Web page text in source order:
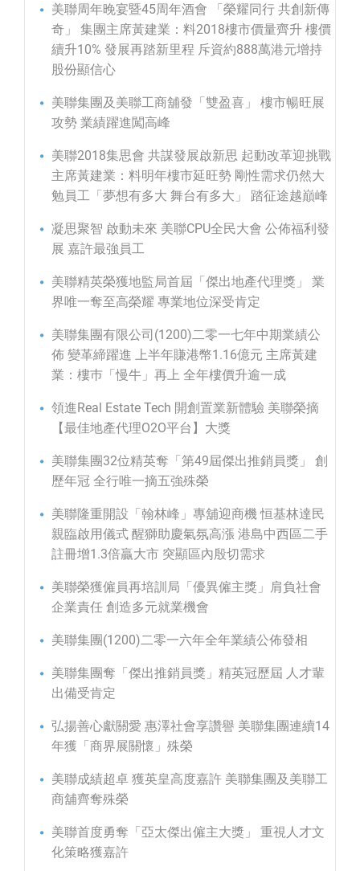
美聯周年晚宴暨45周年酒會 「榮耀同行 共創新傳
奇」 集團主席黃建業：料2018樓市價量齊升 樓價
續升10% 發展再踏新里程 斥資約888萬港元增持
股份顯信心
美聯集團及美聯工商舖發「雙盈喜」 樓市暢旺展
攻勢 業績躍進闖高峰
美聯2018集思會 共謀發展啟新思 起動改革迎挑戰
主席黃建業：料明年樓市延旺勢 剛性需求仍然大
勉員工「夢想有多大 舞台有多大」 踏征途越巔峰
凝思聚智 啟動未來 美聯CPU全民大會 公佈福利發
展 嘉許最強員工
美聯精英榮獲地監局首屆「傑出地產代理獎」 業
界唯一奪至高榮耀 專業地位深受肯定
美聯集團有限公司(1200)二零一七年中期業績公
佈 變革締躍進 上半年賺港幣1.16億元 主席黃建
業：樓巿「慢牛」再上 全年樓價升逾一成
領進Real Estate Tech 開創置業新體驗 美聯榮摘
【最佳地產代理O2O平台】大獎
美聯集團32位精英奪「第49屆傑出推銷員獎」 創
歷年冠 全行唯一摘五強殊榮
美聯隆重開設「翰林峰」專舖迎商機 恒基林達民
親臨啟用儀式 醒獅助慶氣氛高漲 港島中西區二手
註冊增1.3倍贏大市 突顯區內殷切需求
美聯榮獲僱員再培訓局「優異僱主獎」肩負社會
企業責任 創造多元就業機會
美聯集團(1200)二零一六年全年業績公佈發相
美聯集團奪「傑出推銷員獎」精英冠歷屆 人才輩
出備受肯定
弘揚善心獻關愛 惠澤社會享讚譽 美聯集團連續14
年獲「商界展關懷」殊榮
美聯成績超卓 獲英皇高度嘉許 美聯集團及美聯工
商舖齊奪殊榮
美聯首度勇奪「亞太傑出僱主大獎」 重視人才文
化策略獲嘉許